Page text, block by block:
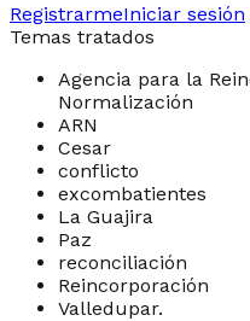
RegistrarmeIniciar sesión
Temas tratados
Agencia para la
Normalización
ARN
Cesar
conflicto
excombatientes
La Guajira
Paz
reconciliación
Reincorporación
Valledupar.